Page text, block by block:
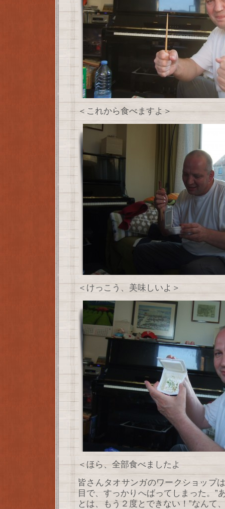
＜これから食べますよ＞
＜けっこう、美味しいよ＞
＜ほら、全部食べましたよ
皆さんタオサンガのワークショップ
目で、すっかりへばってしまった。”
とは、もう２度とできない！”なんて